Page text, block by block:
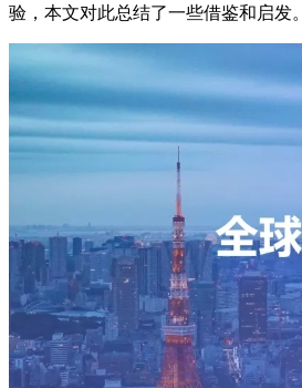
验，本文对此总结了一些借鉴和启发。